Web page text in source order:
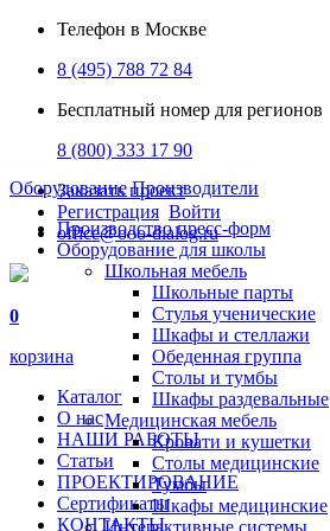
Телефон в Москве
8 (495) 788 72 84
Бесплатный номер для регионов
8 (800) 333 17 90
Заказать проект
Регистрация Войти
office@ooo-dialog.ru
0
корзина
Каталог
О нас
НАШИ РАБОТЫ
Статьи
ПРОЕКТИРОВАНИЕ
Сертификаты
КОНТАКТЫ
Оборудование Производители
Производство пресс-форм
Оборудование для школы
Школьная мебель
Школьные парты
Стулья ученические
Шкафы и стеллажи
Обеденная группа
Столы и тумбы
Шкафы раздевальные
Медицинская мебель
Кровати и кушетки
Столы медицинские
Тумбы
Шкафы медицинские
Интерактивные системы